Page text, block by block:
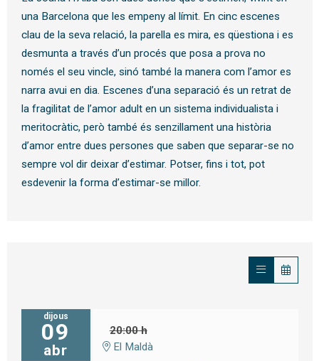
una Barcelona que les empeny al límit. En cinc escenes
clau de la seva relació, la parella es mira, es qüestiona i es
desmunta a través d’un procés que posa a prova no
només el seu vincle, sinó també la manera com l’amor es
narra avui en dia. Escenes d’una separació és un retrat de
la fragilitat de l’amor adult en un sistema individualista i
meritocràtic, però també és senzillament una història
d’amor entre dues persones que saben que separar-se no
sempre vol dir deixar d’estimar. Potser, fins i tot, pot
esdevenir la forma d’estimar-se millor.
dijous
09
abr
20:00 h
El Maldà